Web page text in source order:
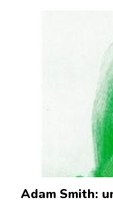
Adam Smith: